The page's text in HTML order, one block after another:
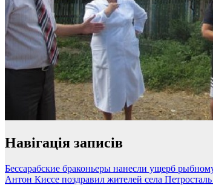
Навігація записів
Бессарабские браконьеры нанесли ущерб
Антон Киссе поздравил жителей села